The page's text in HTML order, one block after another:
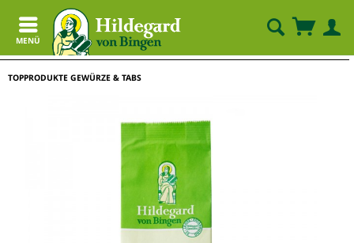
MENÜ
TOPPRODUKTE GEWÜRZE & TABS